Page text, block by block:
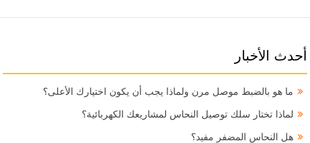
أحدث الأخبار
ما هو بالضبط موصل مرن ولماذا يجب أن يكون اختيارك الأعلى؟
لماذا تختار سلك توصيل النحاس لمشاريعك الكهربائية؟
هل النحاس المضفر مفيد؟